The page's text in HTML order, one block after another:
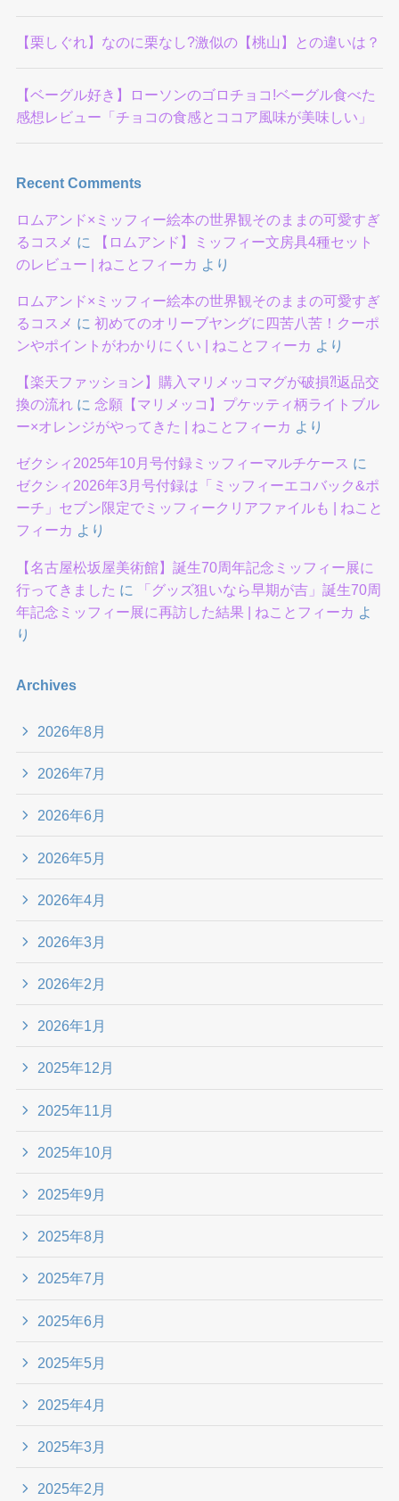
【栗しぐれ】なのに栗なし?激似の【桃山】との違いは？
【ベーグル好き】ローソンのゴロチョコ!ベーグル食べた
感想レビュー「チョコの食感とココア風味が美味しい」
Recent Comments
ロムアンド×ミッフィー絵本の世界観そのままの可愛すぎ
るコスメ に
【ロムアンド】ミッフィー文房具4種セット
のレビュー | ねことフィーカ より
ロムアンド×ミッフィー絵本の世界観そのままの可愛すぎ
るコスメ に 初めてのオリーブヤングに四苦八苦！クーポ
ンやポイントがわかりにくい | ねことフィーカ より
【楽天ファッション】購入マリメッコマグが破損⁈返品交
換の流れに 念願【マリメッコ】プケッティ柄ライトブル
ー×オレンジがやってきた | ねことフィーカ より
ゼクシィ2025年10月号付録ミッフィーマルチケース に
ゼクシィ2026年3月号付録は「ミッフィーエコバック&ポ
ーチ」セブン限定でミッフィークリアファイルも | ねこと
フィーカ より
【名古屋松坂屋美術館】誕生70周年記念ミッフィー展に
行ってきました に
「グッズ狙いなら早期が吉」誕生70周
年記念ミッフィー展に再訪した結果 | ねことフィーカ よ
り
Archives
2026年8月
2026年7月
2026年6月
2026年5月
2026年4月
2026年3月
2026年2月
2026年1月
2025年12月
2025年11月
2025年10月
2025年9月
2025年8月
2025年7月
2025年6月
2025年5月
2025年4月
2025年3月
2025年2月